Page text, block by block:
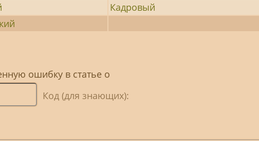
Кадровый
ошибку в статье о
Код (для знающих):